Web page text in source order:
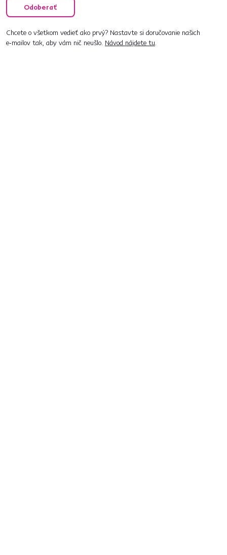
Odoberať
Chcete o všetkom vedieť ako prvý? Nastavte si doručovanie našich
e‑mailov tak, aby vám nič neušlo. Návod nájdete tu.